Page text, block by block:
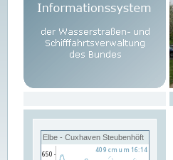
Elbe - Cuxhaven Steubenhöft